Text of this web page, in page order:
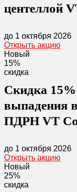
центеллой
до 1 октября 2026
Открыть акцию
Новый
15%
скидка
Скидка
выпадения
ПДРН VT
до 1 октября 2026
Открыть акцию
Новый
25%
скидка